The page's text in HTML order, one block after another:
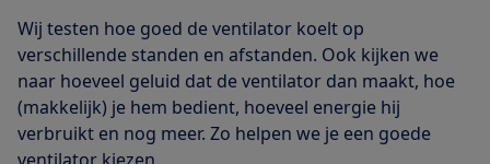
Wij testen hoe goed de ventilator koelt op
verschillende standen en afstanden. Ook kijken we
naar hoeveel geluid dat de ventilator dan maakt, hoe
(makkelijk) je hem bedient, hoeveel energie hij
verbruikt en nog meer. Zo helpen we je een goede